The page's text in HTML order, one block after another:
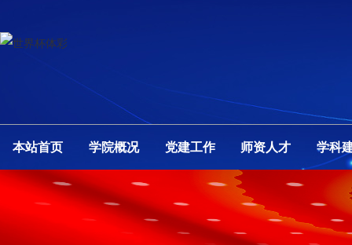
本站首页 学院概况 党建工作 师资人才 学科